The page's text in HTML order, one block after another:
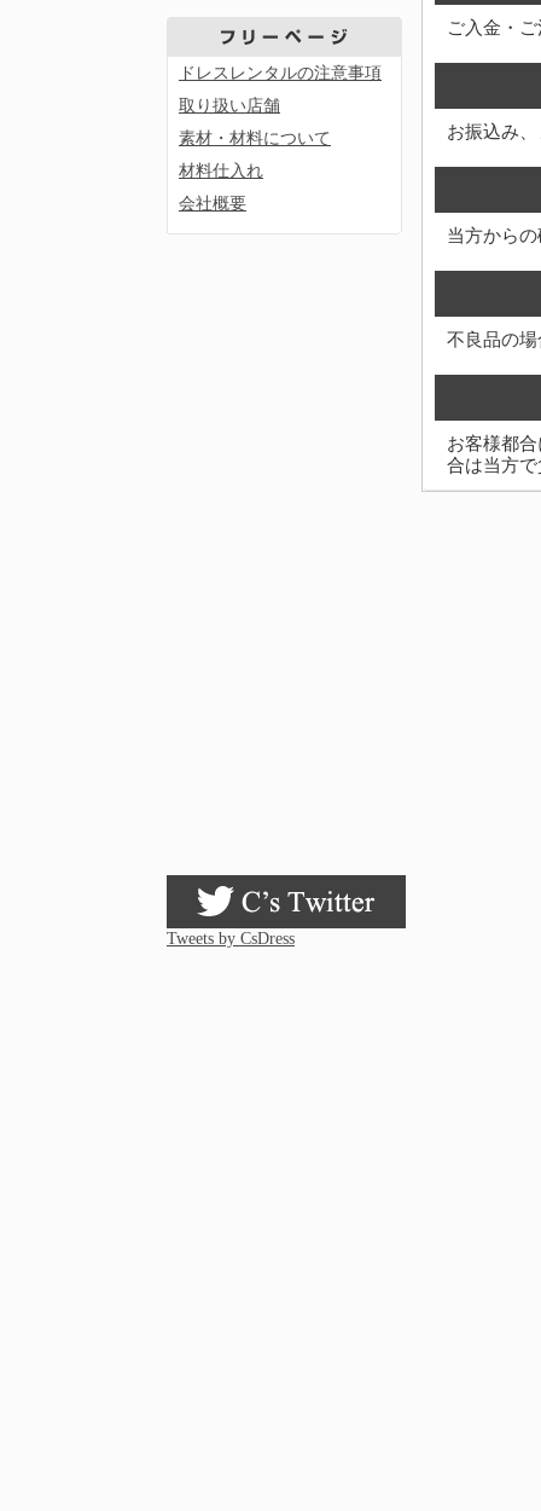
ドレスレンタルの注意事項
取り扱い店舗
素材・材料について
材料仕入れ
会社概要
Tweets by CsDress
ご入金・
お振込み
当方から
不良品の
お客様都
合は当方